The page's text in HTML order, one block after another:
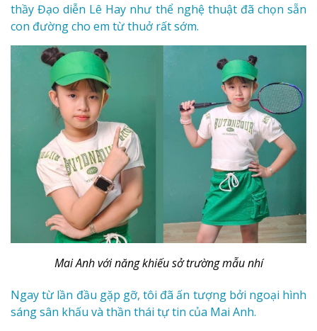
thầy Đạo diễn Lê Hay như thể nghệ thuật đã chọn sẵn
con đường cho em từ thuở rất sớm.
Mai Anh với năng khiếu sở trường mẫu nhí
Ngay từ lần đầu gặp gỡ, tôi đã ấn tượng bởi ngoại hình
sáng sân khấu và thần thái tự tin của Mai Anh.